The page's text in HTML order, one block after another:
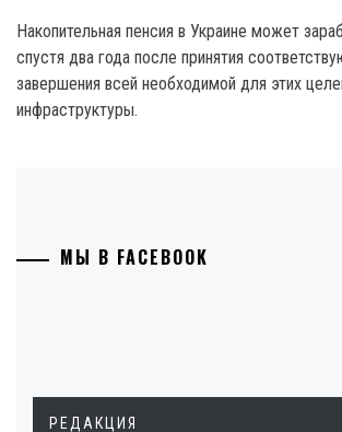
Накопительная пенсия в Украине может
спустя два года после принятия
завершения всей необходимой для этих
инфраструктуры.
МЫ В FACEBOOK
РЕДАКЦИЯ